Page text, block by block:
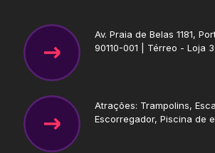
Av. Praia de Belas 1181,
90110-001 | Térreo - Loja
Atrações: Trampolins,
Escorregador, Piscina de